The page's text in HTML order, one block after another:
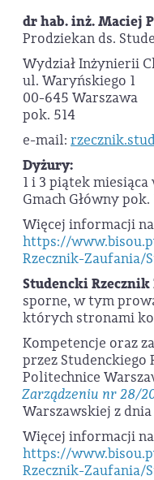
dr hab. inż. Maciej
Prodziekan ds.
Wydział Inżynierii
ul. Waryńskiego 1
00-645 Warszawa
pok. 514
e-mail:
Dyżury:
1 i 3 piątek miesiąca
Gmach Główny pok.
Więcej informacji
https://
Rzecznik-Zaufania/
Studencki
sporne, w tym
których stronami
Kompetencje oraz
przez Studenckiego
Politechnice
Zarządzeniu nr 28/
Warszawskiej z
Więcej informacji
https://
Rzecznik-Zaufania/